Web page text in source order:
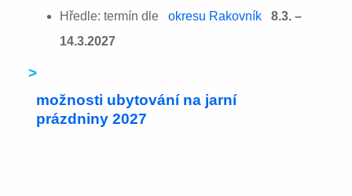
Hředle: termín dle
okresu Rakovník
8.3. –
14.3.2027
>
možnosti ubytování na jarní
prázdniny 2027